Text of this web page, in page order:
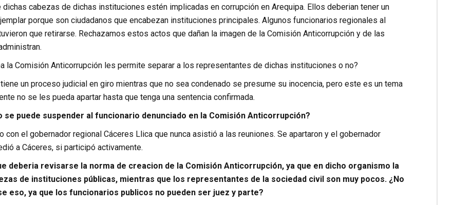
dichas cabezas de dichas instituciones estén implicadas en corrupción en Arequipa. Ellos deberian tener un
porque son ciudadanos que encabezan instituciones principales. Algunos funcionarios regionales al
que retirarse. Rechazamos estos actos que dañan la imagen de la Comisión Anticorrupción y de las
la Comisión Anticorrupción les permite separar a los representantes de dichas instituciones o no?
un proceso judicial en giro mientras que no sea condenado se presume su inocencia, pero este es un tema
no se les pueda apartar hasta que tenga una sentencia confirmada.
se puede suspender al funcionario denunciado en la Comisión Anticorrupción?
con el gobernador regional Cáceres Llica que nunca asistió a las reuniones. Se apartaron y el gobernador
a Cáceres, si participó activamente.
deberia revisarse la norma de creacion de la Comisión Anticorrupción, ya que en dicho organismo la
de instituciones públicas, mientras que los representantes de la sociedad civil son muy pocos. ¿No
eso, ya que los funcionarios publicos no pueden ser juez y parte?